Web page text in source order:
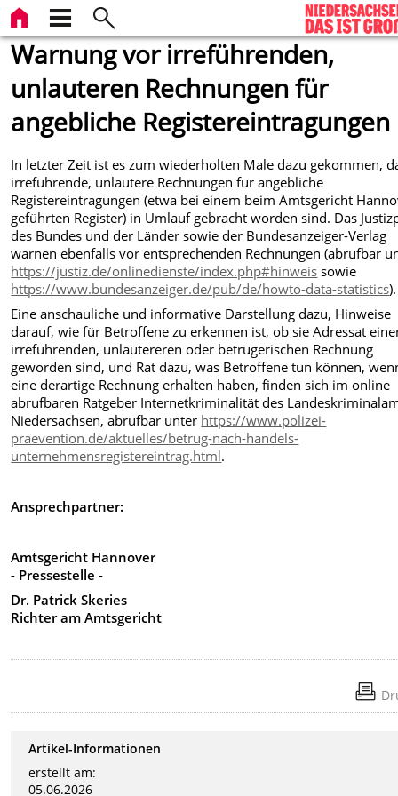
Warnung vor irreführenden,
unlauteren Rechnungen für
angebliche Registereintragungen
In letzter Zeit ist es zum wiederholten Male dazu gekommen,
irreführende, unlautere Rechnungen für angebliche
Registereintragungen (etwa bei einem beim Amtsgericht
geführten Register) in Umlauf gebracht worden sind. Das
des Bundes und der Länder sowie der Bundesanzeiger-Verlag
warnen ebenfalls vor entsprechenden Rechnungen (abrufbar
https://justiz.de/onlinedienste/index.php#hinweis sowie
https://www.bundesanzeiger.de/pub/de/howto-data-statistics).
Eine anschauliche und informative Darstellung dazu, Hinweise
darauf, wie für Betroffene zu erkennen ist, ob sie Adressat
irreführenden, unlautereren oder betrügerischen Rechnung
geworden sind, und Rat dazu, was Betroffene tun können,
eine derartige Rechnung erhalten haben, finden sich im online
abrufbaren Ratgeber Internetkriminalität des
Niedersachsen, abrufbar unter https://www.polizei-
praevention.de/aktuelles/betrug-nach-handels-
unternehmensregistereintrag.html.
Ansprechpartner:
Amtsgericht Hannover
- Pressestelle -
Dr. Patrick Skeries
Richter am Amtsgericht
Artikel-Informationen
erstellt am:
05.06.2026